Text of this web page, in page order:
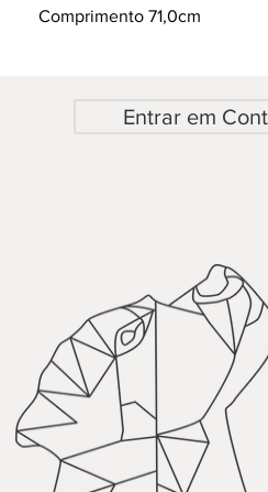
Comprimento 71,0cm
Entrar em